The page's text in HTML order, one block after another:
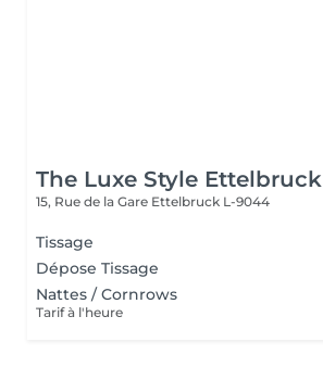
The Luxe Style Ettelbruck
15, Rue de la Gare Ettelbruck L-9044
Tissage
Dépose Tissage
Nattes / Cornrows
Tarif à l'heure